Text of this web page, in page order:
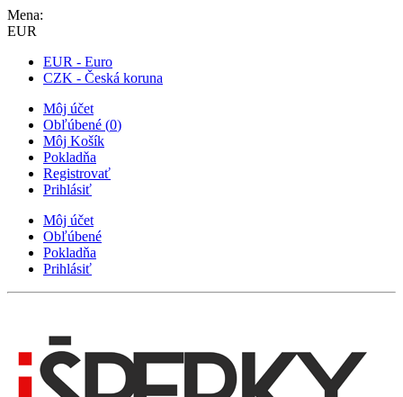
Mena:
EUR
EUR - Euro
CZK - Česká koruna
Môj účet
Obľúbené (0)
Môj Košík
Pokladňa
Registrovať
Prihlásiť
Môj účet
Obľúbené
Pokladňa
Prihlásiť